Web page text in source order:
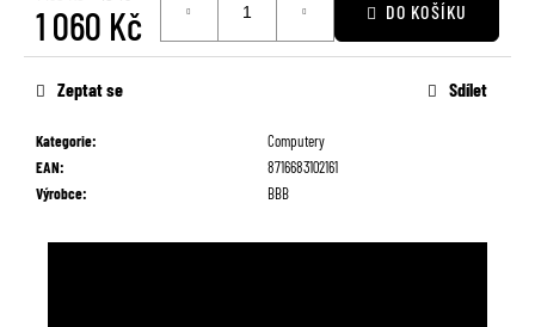
1 060 Kč
Měrná
cena:
DO KOŠÍKU
Kategorie:
Computery
EAN:
8716683102161
Výrobce: BBB
Zeptat se Sdílet